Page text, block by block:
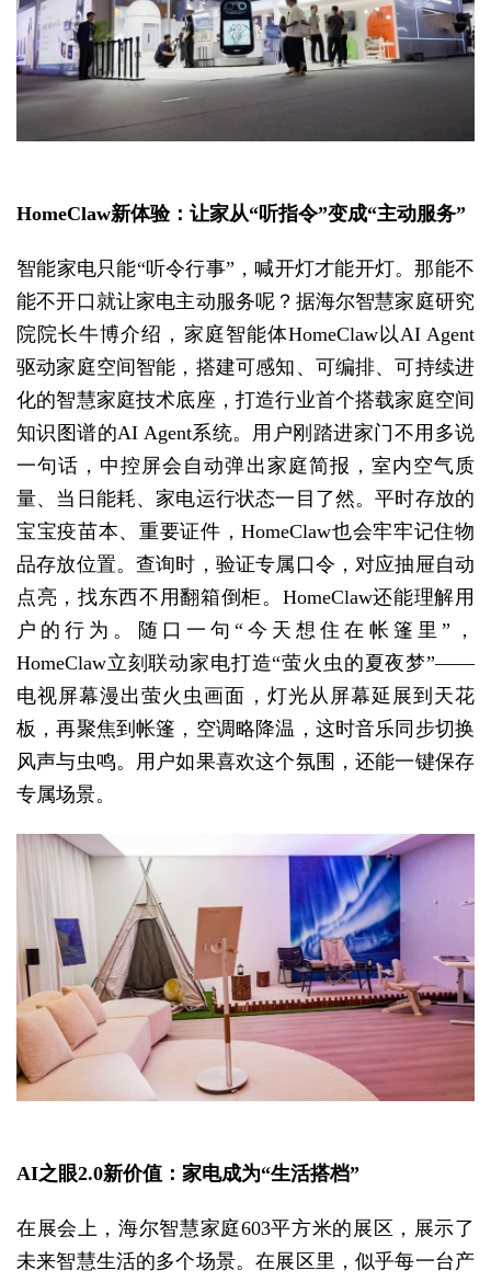
HomeClaw新体验：让家从“听指令”变成“主动服务”
智能家电只能“听令行事”，喊开灯才能开灯。那能不
能不开口就让家电主动服务呢？据海尔智慧家庭研究
院院长牛博介绍，家庭智能体HomeClaw以AI Agent
驱动家庭空间智能，搭建可感知、可编排、可持续进
化的智慧家庭技术底座，打造行业首个搭载家庭空间
知识图谱的AI Agent系统。用户刚踏进家门不用多说
一句话，中控屏会自动弹出家庭简报，室内空气质
量、当日能耗、家电运行状态一目了然。平时存放的
宝宝疫苗本、重要证件，HomeClaw也会牢牢记住物
品存放位置。查询时，验证专属口令，对应抽屉自动
点亮，找东西不用翻箱倒柜。HomeClaw还能理解用
户的行为。随口一句“今天想住在帐篷里”，
HomeClaw立刻联动家电打造“萤火虫的夏夜梦”——
电视屏幕漫出萤火虫画面，灯光从屏幕延展到天花
板，再聚焦到帐篷，空调略降温，这时音乐同步切换
风声与虫鸣。用户如果喜欢这个氛围，还能一键保存
专属场景。
AI之眼2.0新价值：家电成为“生活搭档”
在展会上，海尔智慧家庭603平方米的展区，展示了
未来智慧生活的多个场景。在展区里，似乎每一台产